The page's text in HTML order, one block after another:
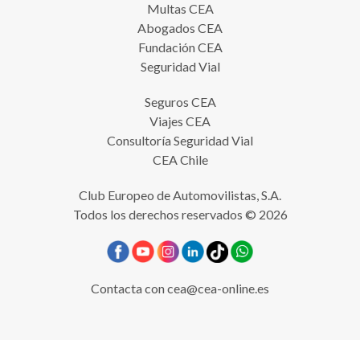
Multas CEA
Abogados CEA
Fundación CEA
Seguridad Vial
Seguros CEA
Viajes CEA
Consultoría Seguridad Vial
CEA Chile
Club Europeo de Automovilistas, S.A.
Todos los derechos reservados © 2026
Contacta concea@cea-online.es